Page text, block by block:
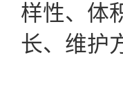
样性、体
长、维护